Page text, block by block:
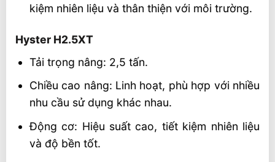
kiệm nhiên liệu và thân thiện với môi trường.
Hyster H2.5XT
Tải trọng nâng: 2,5 tấn.
Chiều cao nâng: Linh hoạt, phù hợp với nhiều
nhu cầu sử dụng khác nhau.
Động cơ: Hiệu suất cao, tiết kiệm nhiên liệu
và độ bền tốt.